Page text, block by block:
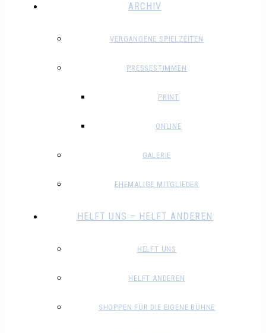
ARCHIV
VERGANGENE SPIELZEITEN
PRESSESTIMMEN
PRINT
ONLINE
GALERIE
EHEMALIGE MITGLIEDER
HELFT UNS – HELFT ANDEREN
HELFT UNS
HELFT ANDEREN
SHOPPEN FÜR DIE EIGENE BÜHNE